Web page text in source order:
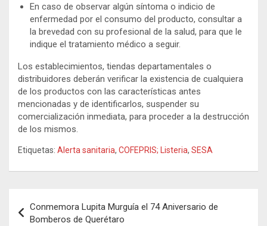
En caso de observar algún síntoma o indicio de
enfermedad por el consumo del producto, consultar a
la brevedad con su profesional de la salud, para que le
indique el tratamiento médico a seguir.
Los establecimientos, tiendas departamentales o
distribuidores deberán verificar la existencia de cualquiera
de los productos con las características antes
mencionadas y de identificarlos, suspender su
comercialización inmediata, para proceder a la destrucción
de los mismos.
Etiquetas: Alerta sanitaria, COFEPRIS; Listeria, SESA
de
Conmemora Lupita Murguía el 74 Aniversario de
Bomberos de Querétaro